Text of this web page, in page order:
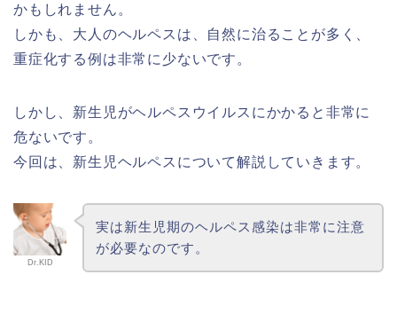
かもしれません。
しかも、大人のヘルペスは、自然に治ることが多く、
重症化する例は非常に少ないです。
しかし、新生児がヘルペスウイルスにかかると非常に
危ないです。
今回は、新生児ヘルペスについて解説していきます。
Dr.KID
実は新生児期のヘルペス感染は非常に注意
が必要なのです。